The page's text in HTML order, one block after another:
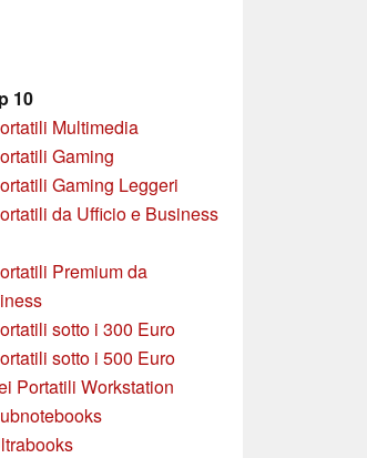
10
Multimedia
Gaming
Gaming Leggeri
da Ufficio e Business
Premium da
sotto i 300 Euro
sotto i 500 Euro
Portatili Workstation